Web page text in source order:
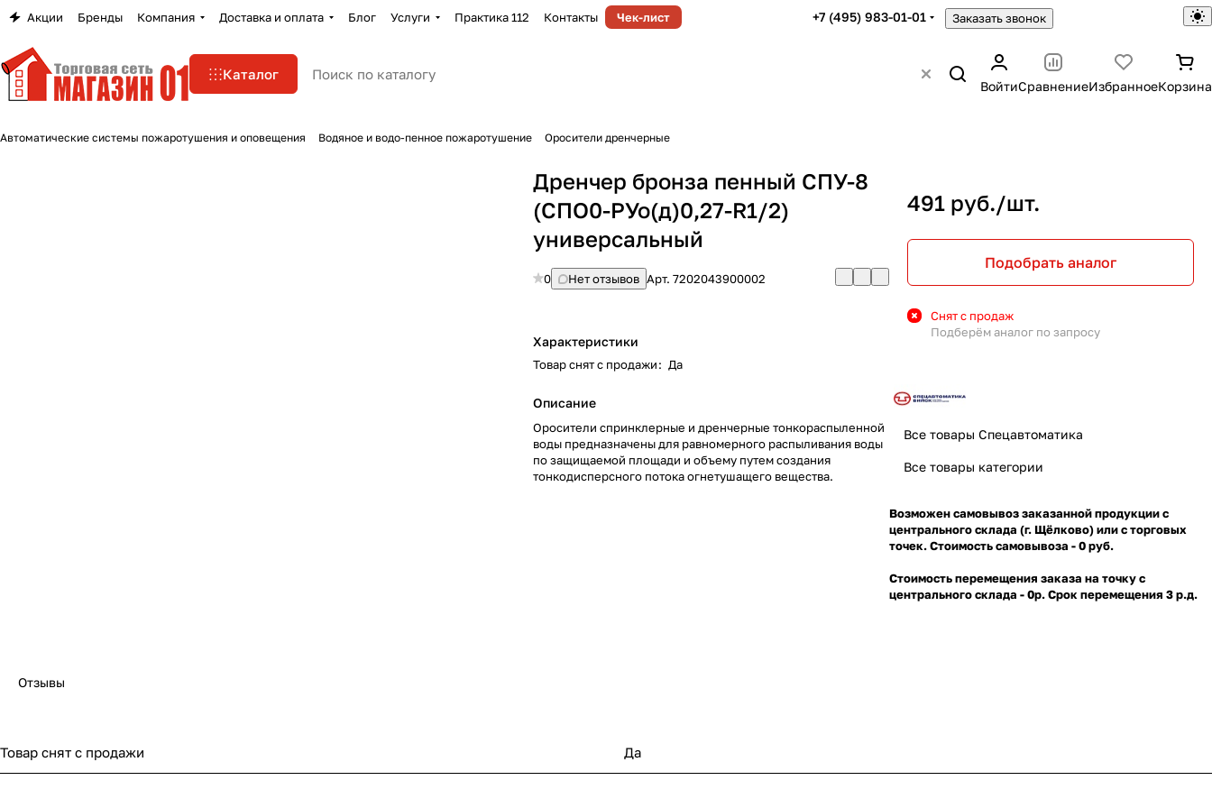
Акции Бренды Компания Доставка и оплата Блог Услуги Практика 112 Контакты Чек-лист +7 (495) 983-01-01 Заказать звонок
Каталог
ВойтиСравнениеИзбранноеКорзина
Автоматические системы пожаротушения и оповещения Водяное и водо-пенное пожаротушение Оросители дренчерные
Дренчер бронза пенный СПУ-8
(СПО0-РУо(д)0,27-R1/2)
универсальный
0 Нет отзывов Арт.7202043900002
Характеристики
Товар снят с продажи: Да
Описание
Оросители спринклерные и дренчерные тонкораспыленной
воды предназначены для равномерного распыливания воды
по защищаемой площади и объему путем создания
тонкодисперсного потока огнетушащего вещества.
491 руб./шт.
Подобрать аналог
Снят с продаж
Подберём аналог по запросу
Все товары Спецавтоматика
Все товары категории
Возможен самовывоз заказанной продукции с
центрального склада (г. Щёлково) или с торговых
точек. Стоимость самовывоза - 0 руб.
Стоимость перемещения заказа на точку с
центрального склада - 0р. Срок перемещения 3 р.д.
Отзывы
Товар снят с продажи Да